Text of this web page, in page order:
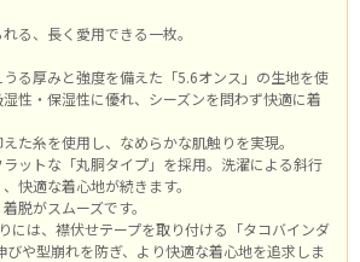
る、長く愛用できる一枚。
うる厚みと強度を備えた「5.6オンス」の生地を使
性・保湿性に優れ、シーズンを問わず快適に着
た糸を使用し、なめらかな肌触りを実現。
ラットな「丸胴タイプ」を採用。洗濯による斜行
快適な着心地が続きます。
脱がスムーズです。
には、襟伏せテープを取り付ける「タコバインダ
びや型崩れを防ぎ、より快適な着心地を追求しま